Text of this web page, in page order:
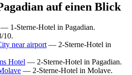
auf einen Blick
— 1-Sterne-Hotel in Pagadian.
10.
near airport — 2-Sterne-Hotel in
Hotel — 2-Sterne-Hotel in Pagadian.
— 2-Sterne-Hotel in Molave.